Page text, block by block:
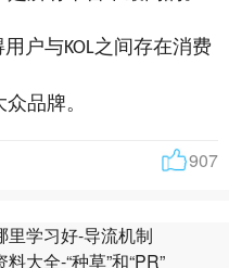
用户与KOL之间存在消费
品牌。
907
里学习好-导流机制
大全-“种草”和“PR”